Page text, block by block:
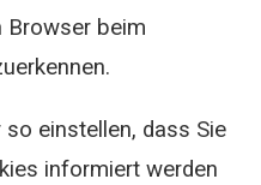
Browser beim
einstellen, dass Sie
informiert werden